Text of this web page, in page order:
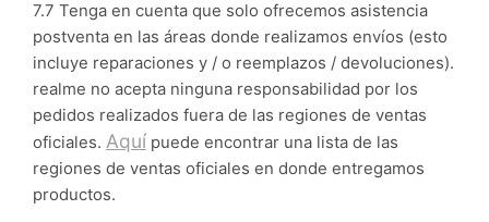
7.7 Tenga en cuenta que solo ofrecemos asistencia
postventa en las áreas donde realizamos envíos (esto
incluye reparaciones y / o reemplazos / devoluciones).
realme no acepta ninguna responsabilidad por los
pedidos realizados fuera de las regiones de ventas
oficiales. Aquí puede encontrar una lista de las
regiones de ventas oficiales en donde entregamos
productos.